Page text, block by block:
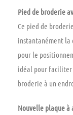
Pied de broderie
Ce pied de
instantanément la
pour le
idéal pour faciliter
broderie à un
Nouvelle plaque